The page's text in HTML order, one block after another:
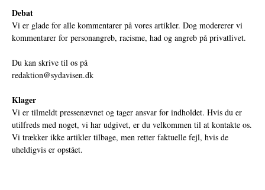
Debat
Vi er glade for alle kommentarer på vores artikler. Dog modererer vi
kommentarer for personangreb, racisme, had og angreb på privatlivet.
Du kan skrive til os på
redaktion@sydavisen.dk
Klager
Vi er tilmeldt pressenævnet og tager ansvar for indholdet. Hvis du er
utilfreds med noget, vi har udgivet, er du velkommen til at kontakte os.
Vi trækker ikke artikler tilbage, men retter faktuelle fejl, hvis de
uheldigvis er opstået.